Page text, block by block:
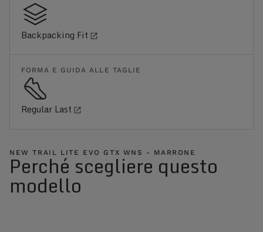
Backpacking Fit
FORMA E GUIDA ALLE TAGLIE
Regular Last
NEW TRAIL LITE EVO GTX WNS - MARRONE
Perché scegliere questo
modello